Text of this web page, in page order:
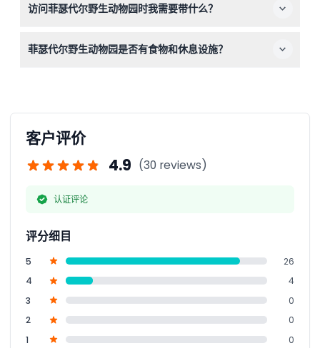
使用门票。
访问菲瑟代尔野生动物园时我需要带什么？
舒适。欢迎携带相机记录您的野生动物近距离体验！
菲瑟代尔野生动物园是否有食物和休息设施？
客户评价
4.9 (30 reviews)
认证评论
评分细目
5
26
4
4
3
0
2
0
1
0